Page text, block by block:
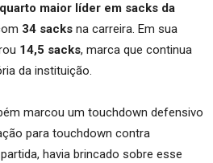
quarto maior líder em sacks da
34 sacks na carreira. Em sua
14,5 sacks, marca que continua
da instituição.
marcou um touchdown defensivo
para touchdown contra
havia brincado sobre esse